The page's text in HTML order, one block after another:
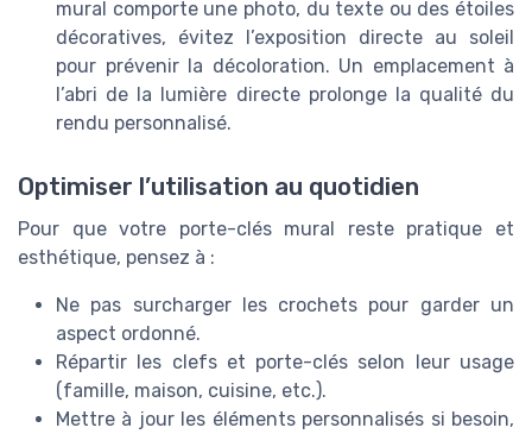
mural comporte une photo, du texte ou des étoiles
décoratives, évitez l’exposition directe au soleil
pour prévenir la décoloration. Un emplacement à
l’abri de la lumière directe prolonge la qualité du
rendu personnalisé.
Optimiser l’utilisation au quotidien
Pour que votre porte-clés mural reste pratique et
esthétique, pensez à :
Ne pas surcharger les crochets pour garder un
aspect ordonné.
Répartir les clefs et porte-clés selon leur usage
(famille, maison, cuisine, etc.).
Mettre à jour les éléments personnalisés si besoin,